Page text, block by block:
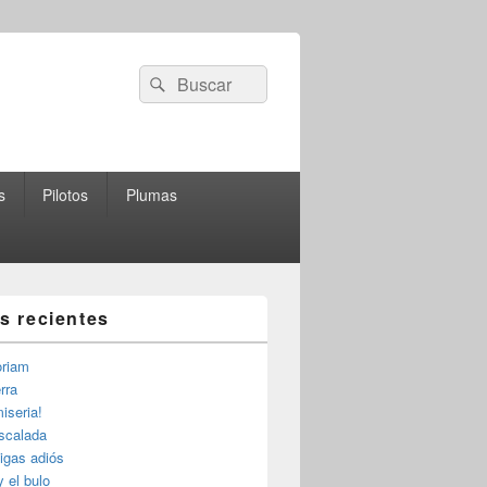
Buscar
por:
Buscar
Pilotos Plumas
recientes
adiós
el bulo